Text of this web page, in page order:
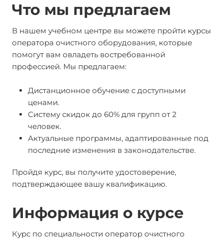
Что мы предлагаем
В нашем учебном центре вы можете пройти курсы
оператора очистного оборудования, которые
помогут вам овладеть востребованной
профессией. Мы предлагаем:
Дистанционное обучение с доступными
ценами.
Систему скидок до 60% для групп от 2
человек.
Актуальные программы, адаптированные под
последние изменения в законодательстве.
Пройдя курс, вы получите удостоверение,
подтверждающее вашу квалификацию.
Информация о курсе
Курс по специальности оператор очистного